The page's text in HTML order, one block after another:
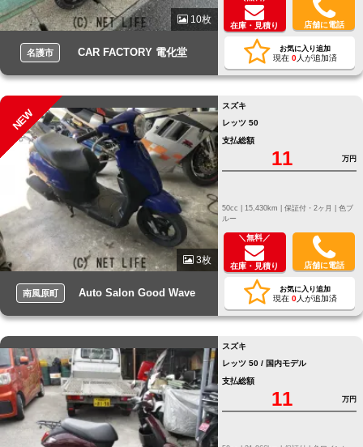
10枚
名護市 CAR FACTORY 電化堂
在庫・見積り 店舗に電話
お気に入り追加
現在 0人が追加済
NEW
3枚
南風原町 Auto Salon Good Wave
スズキ
レッツ 50
支払総額
11 万円
保証付・2ヶ月 | 色ブ
ルー
＼無料／
在庫・見積り 店舗に電話
お気に入り追加
現在 0人が追加済
スズキ
レッツ 50 / 国内モデル
支払総額
11 万円